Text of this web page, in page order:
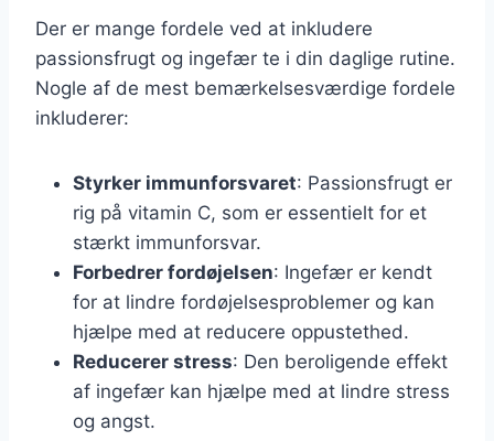
Der er mange fordele ved at inkludere
passionsfrugt og ingefær te i din daglige rutine.
Nogle af de mest bemærkelsesværdige fordele
inkluderer:
Styrker immunforsvaret: Passionsfrugt er
rig på vitamin C, som er essentielt for et
stærkt immunforsvar.
Forbedrer fordøjelsen: Ingefær er kendt
for at lindre fordøjelsesproblemer og kan
hjælpe med at reducere oppustethed.
Reducerer stress: Den beroligende effekt
af ingefær kan hjælpe med at lindre stress
og angst.